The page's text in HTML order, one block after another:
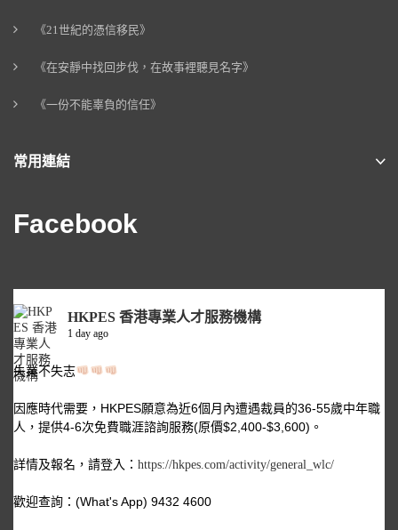
《21世紀的憑信移民》
《在安靜中找回步伐，在故事裡聽見名字》
《一份不能辜負的信任》
常用連結
Facebook
HKPES 香港專業人才服務機構
1 day ago
失業不失志
因應時代需要，HKPES願意為近6個月內遭遇裁員的36-55歲中年職
人，提供4-6次免費職涯諮詢服務(原價$2,400-$3,600)。
詳情及報名，請登入： https://hkpes.com/activity/general_wlc/
歡迎查詢：(What's App) 9432 4600